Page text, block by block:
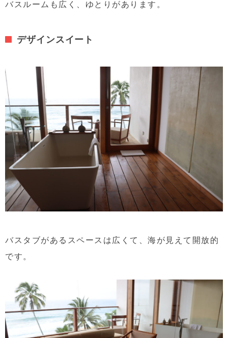
バスルームも広く、ゆとりがあります。
デザインスイート
バスタブがあるスペースは広くて、海が見えて開放的
です。